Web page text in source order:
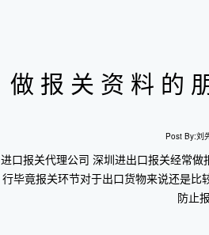
做报关资料的
Post By:刘
进口报关代理公司 深圳进出口报关经常
行毕竟报关环节对于出口货物来说还是
防止